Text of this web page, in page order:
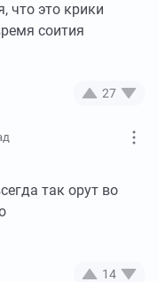
что это крики
соития
27
так орут во
14